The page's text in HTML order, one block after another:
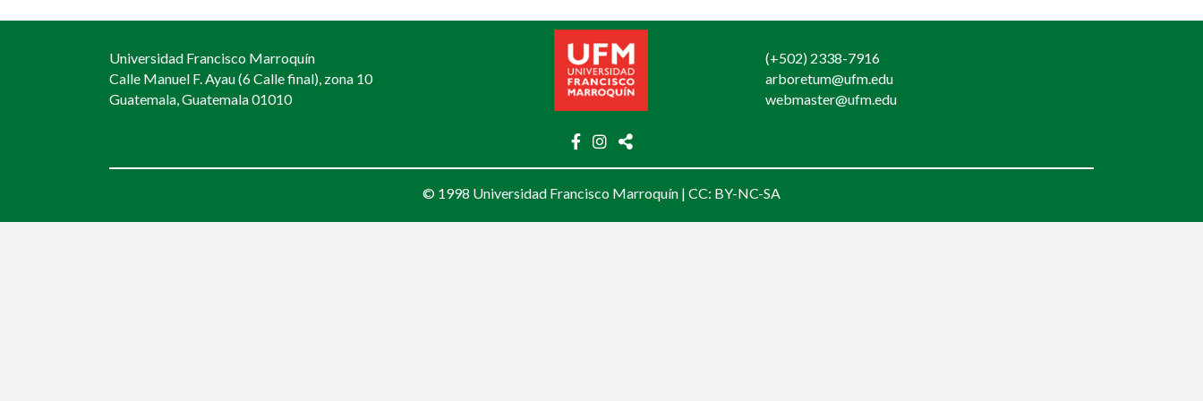
Universidad Francisco Marroquín
Calle Manuel F. Ayau (6 Calle final), zona 10
Guatemala, Guatemala 01010
(+502) 2338-7916
arboretum@ufm.edu
webmaster@ufm.edu
© 1998 Universidad Francisco Marroquín | CC: BY-NC-SA